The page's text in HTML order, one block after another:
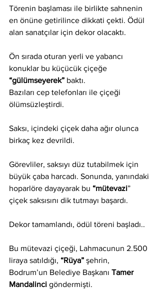
Törenin başlaması ile birlikte sahnenin
en önüne getirilince dikkati çekti. Ödül
alan sanatçılar için dekor olacaktı.
Ön sırada oturan yerli ve yabancı
konuklar bu küçücük çiçeğe
“gülümseyerek” baktı.
Bazıları cep telefonları ile çiçeği
ölümsüzleştirdi.
Saksı, içindeki çiçek daha ağır olunca
birkaç kez devrildi.
Görevliler, saksıyı düz tutabilmek için
büyük çaba harcadı. Sonunda, yanındaki
hoparlöre dayayarak bu “mütevazi”
çiçek saksısını dik tutmayı başardı.
Dekor tamamlandı, ödül töreni başladı..
Bu mütevazi çiçeği, Lahmacunun 2.500
liraya satıldığı, “Rüya” şehrin,
Bodrum’un Belediye Başkanı Tamer
Mandalinci göndermişti.